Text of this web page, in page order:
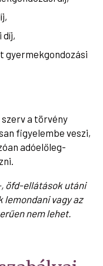
díj,
gyermekgondozási
a törvény
figyelembe veszi,
adóelőleg-
öfd-ellátások utáni
lemondani vagy az
nem lehet.